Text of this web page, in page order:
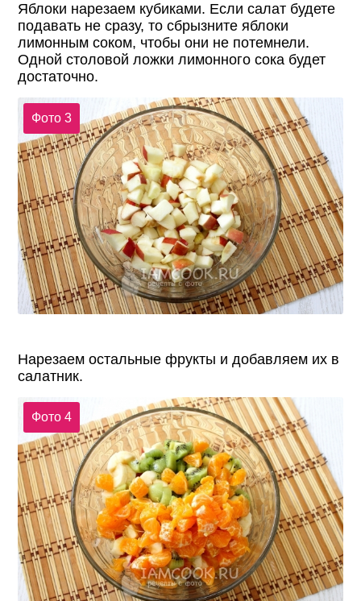
Яблоки нарезаем кубиками. Если салат будете
подавать не сразу, то сбрызните яблоки
лимонным соком, чтобы они не потемнели.
Одной столовой ложки лимонного сока будет
достаточно.
Фото 3
Нарезаем остальные фрукты и добавляем их в
салатник.
Фото 4